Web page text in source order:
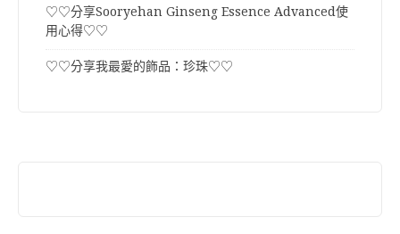
♡♡分享Sooryehan Ginseng Essence Advanced使
用心得♡♡
♡♡分享我最愛的飾品：珍珠♡♡